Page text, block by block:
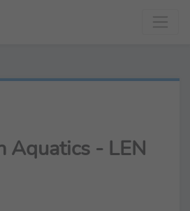
Aquatics - LEN